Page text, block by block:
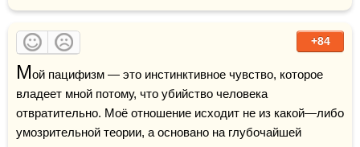
+84
Мой пацифизм — это инстинктивное чувство, которое
владеет мной потому, что убийство человека
отвратительно. Моё отношение исходит не из какой—либо
умозрительной теории, а основано на глубочайшей